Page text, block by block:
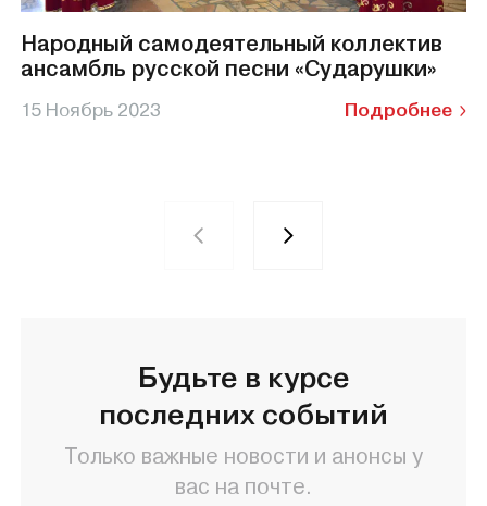
Народный самодеятельный коллектив
ансамбль русской песни «Сударушки»
15 Ноябрь 2023 Подробнее
Будьте в курсе
последних событий
Только важные новости и анонсы у
вас на почте.